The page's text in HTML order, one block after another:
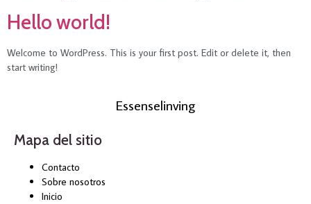
Hello world!
Welcome to WordPress. This is your first post. Edit or delete it, then
start writing!
Essenselinving
Mapa del sitio
Contacto
Sobre nosotros
Inicio